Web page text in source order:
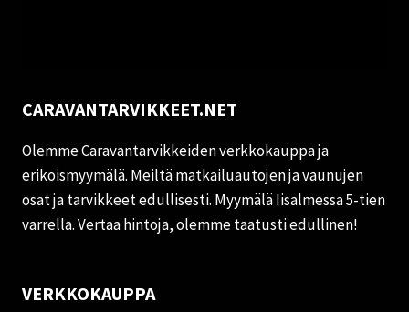
CARAVANTARVIKKEET.NET
Olemme Caravantarvikkeiden verkkokauppa ja
erikoismyymälä. Meiltä matkailuautojen ja vaunujen
osat ja tarvikkeet edullisesti. Myymälä Iisalmessa 5-tien
varrella. Vertaa hintoja, olemme taatusti edullinen!
VERKKOKAUPPA